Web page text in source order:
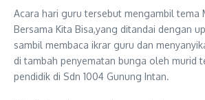
Acara hari guru tersebut mengambil tema
Bersama Kita Bisa,yang ditandai dengan
sambil membaca ikrar guru dan
di tambah penyematan bunga oleh murid
pendidik di Sdn 1004 Gunung Intan.